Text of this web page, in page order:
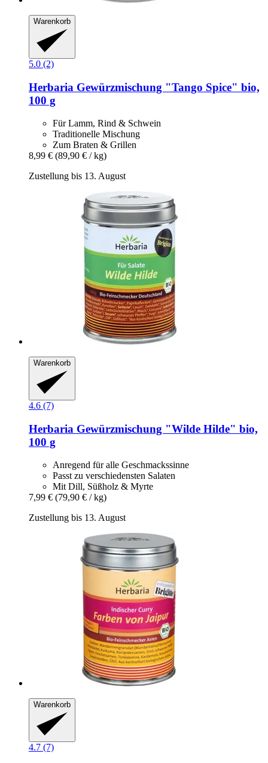
Warenkorb
5.0 (2)
Herbaria Gewürzmischung "Tango Spice" bio,
100 g
Für Lamm, Rind & Schwein
Traditionelle Mischung
Zum Braten & Grillen
8,99 € (89,90 € / kg)
Zustellung bis 13. August
Warenkorb
4.6 (7)
Herbaria Gewürzmischung "Wilde Hilde" bio,
100 g
Anregend für alle Geschmackssinne
Passt zu verschiedensten Salaten
Mit Dill, Süßholz & Myrte
7,99 € (79,90 € / kg)
Zustellung bis 13. August
Warenkorb
4.7 (7)